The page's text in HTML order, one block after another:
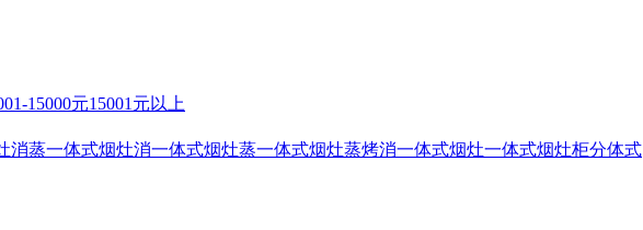
15000元15001元以上
消蒸一体式烟灶消一体式烟灶蒸一体式烟灶蒸烤消一体式烟灶一体式烟灶柜分体式